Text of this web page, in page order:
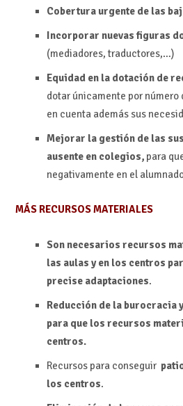
Cobertura urgente de las
Incorporar nuevas figuras
(mediadores, traductores,…)
Equidad en la dotación de
dotar únicamente por
en cuenta además sus
Mejorar la gestión de las
ausente en colegios, para
negativamente en el
MÁS RECURSOS MATERIALES
Son necesarios recursos
las aulas y en los centros
precise adaptaciones.
Reducción de la burocracia
para que los recursos
centros.
Recursos para conseguir
los centros.